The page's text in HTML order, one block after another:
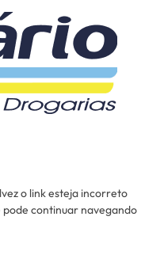
o link esteja incorreto
continuar navegando